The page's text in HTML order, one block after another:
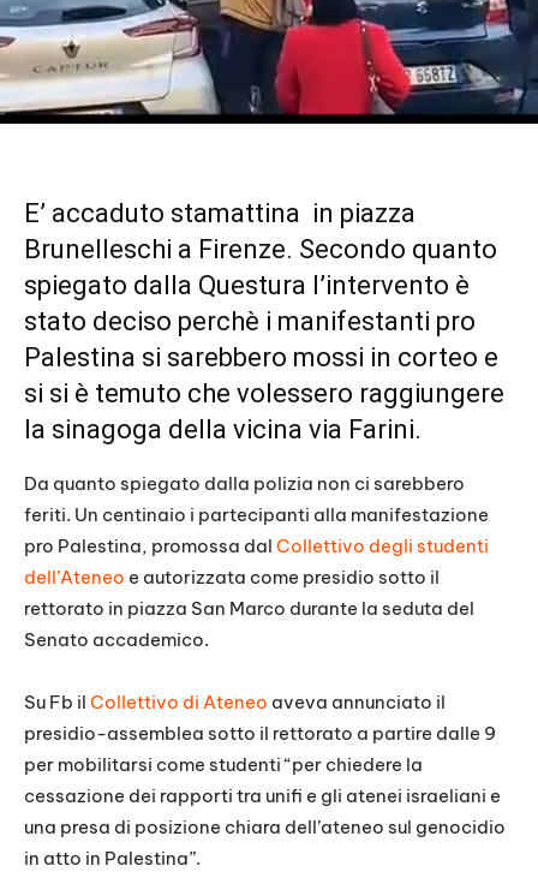
E’ accaduto stamattina in piazza
Brunelleschi a Firenze. Secondo quanto
spiegato dalla Questura l’intervento è
stato deciso perchè i manifestanti pro
Palestina si sarebbero mossi in corteo e
si si è temuto che volessero raggiungere
la sinagoga della vicina via Farini.
Da quanto spiegato dalla polizia non ci sarebbero
feriti. Un centinaio i partecipanti alla manifestazione
pro Palestina, promossa dal Collettivo degli studenti
dell’Ateneo e autorizzata come presidio sotto il
rettorato in piazza San Marco durante la seduta del
Senato accademico.
Su Fb il Collettivo di Ateneo aveva annunciato il
presidio-assemblea sotto il rettorato a partire dalle 9
per mobilitarsi come studenti “per chiedere la
cessazione dei rapporti tra unifi e gli atenei israeliani e
una presa di posizione chiara dell’ateneo sul genocidio
in atto in Palestina”.